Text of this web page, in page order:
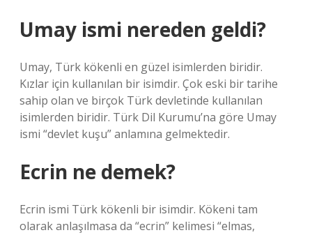
Umay ismi nereden geldi?
Umay, Türk kökenli en güzel isimlerden biridir.
Kızlar için kullanılan bir isimdir. Çok eski bir tarihe
sahip olan ve birçok Türk devletinde kullanılan
isimlerden biridir. Türk Dil Kurumu’na göre Umay
ismi “devlet kuşu” anlamına gelmektedir.
Ecrin ne demek?
Ecrin ismi Türk kökenli bir isimdir. Kökeni tam
olarak anlaşılmasa da “ecrin” kelimesi “elmas,